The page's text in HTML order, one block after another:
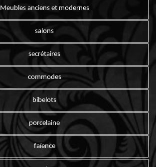
Meubles anciens et modernes
salons
secrétaires
commodes
bibelots
porcelaine
faïence